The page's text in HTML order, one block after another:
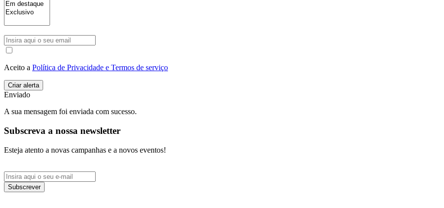
Aceito a Política de Privacidade e Termos de serviço
Enviado
A sua mensagem foi enviada com sucesso.
Subscreva a nossa newsletter
Esteja atento a novas campanhas e a novos eventos!